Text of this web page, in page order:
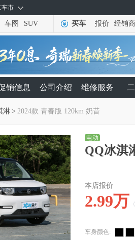
车市
车图 SUV 买车 报价 经销商
销信息 公司介绍 维修服务
淋> 2024款 青春版 120km 奶昔
QQ冰淇
电动
本店报价
2.99万
车身颜色: